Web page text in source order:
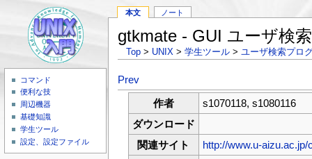
コマンド
便利な技
周辺機器
基礎知識
学生ツール
設定、設定ファイル
本文 ノート
gtkmate - GUI ユーザ検
Top > UNIX >学生ツール >ユーザ検索プロ
Prev
作者
s1070118, s1080116
ダウンロード
関連サイト
http://www.u-